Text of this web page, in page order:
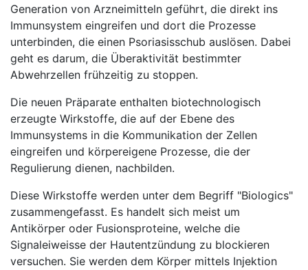
Generation von Arzneimitteln geführt, die direkt ins
Immunsystem eingreifen und dort die Prozesse
unterbinden, die einen Psoriasisschub auslösen. Dabei
geht es darum, die Überaktivität bestimmter
Abwehrzellen frühzeitig zu stoppen.
Die neuen Präparate enthalten biotechnologisch
erzeugte Wirkstoffe, die auf der Ebene des
Immunsystems in die Kommunikation der Zellen
eingreifen und körpereigene Prozesse, die der
Regulierung dienen, nachbilden.
Diese Wirkstoffe werden unter dem Begriff "Biologics"
zusammengefasst. Es handelt sich meist um
Antikörper oder Fusionsproteine, welche die
Signaleiweisse der Hautentzündung zu blockieren
versuchen. Sie werden dem Körper mittels Injektion